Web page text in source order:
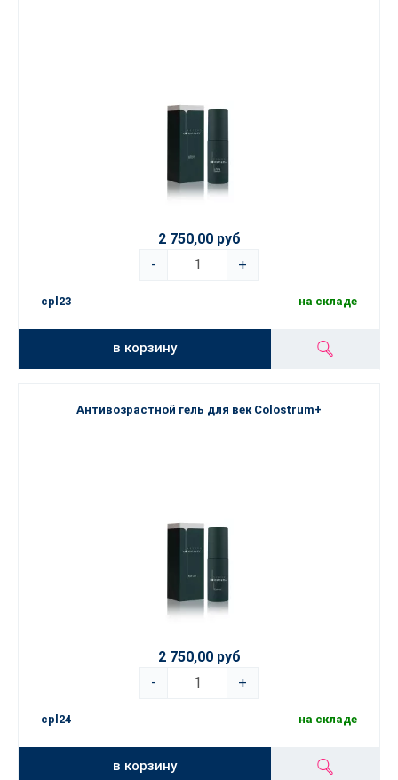
2 750,00 руб
-
+
cpl23 на складе
в корзину
Антивозрастной гель для век Colostrum+
2 750,00 руб
-
+
cpl24 на складе
в корзину